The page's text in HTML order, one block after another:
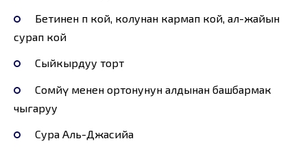
Бетинен өөп кой, колунан кармап кой, ал-жайын
сурап кой
Сыйкырдуу торт
Соөмөйү менен ортонунун алдынан башбармак
чыгаруу
Сура Аль-Джасийа